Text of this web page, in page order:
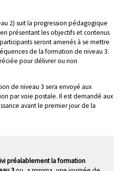
2) suit la progression pédagogique
présentant les objectifs et contenus
seront amenés à se mettre
de la formation de niveau 3.
pour délivrer ou non
de niveau 3 sera envoyé aux
par voie postale. Il est demandé aux
avant le premier jour de la
préalablement la formation